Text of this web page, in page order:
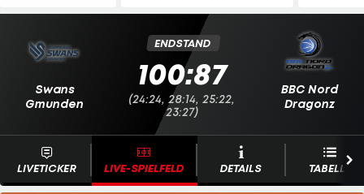
Swans
Gmunden
BBC Nord
Dragonz
ENDSTAND
100:87
(24:24, 28:14, 25:22,
23:27)
LIVETICKER LIVE-SPIELFELD DETAILS TABELLE